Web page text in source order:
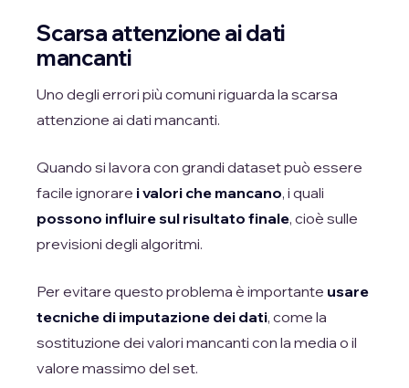
Scarsa attenzione ai dati
mancanti
Uno degli errori più comuni riguarda la scarsa
attenzione ai dati mancanti.
Quando si lavora con grandi dataset può essere
facile ignorare i valori che mancano, i quali
possono influire sul risultato finale, cioè sulle
previsioni degli algoritmi.
Per evitare questo problema è importante usare
tecniche di imputazione dei dati, come la
sostituzione dei valori mancanti con la media o il
valore massimo del set.